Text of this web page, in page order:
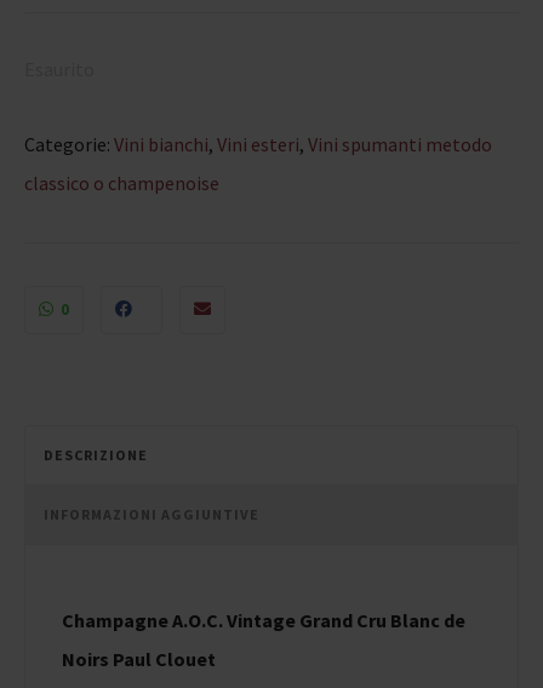
Categorie: Vini bianchi, Vini esteri, Vini spumanti metodo
classico o champenoise
0
DESCRIZIONE
INFORMAZIONI AGGIUNTIVE
Champagne A.O.C. Vintage Grand Cru Blanc de
Noirs Paul Clouet